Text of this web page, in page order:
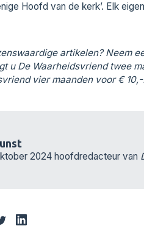
Hoofd van de kerk’. Elk
artikelen?Neem
u De Waarheidsvriend twee
vier maanden voor €
2024 hoofdredacteur van